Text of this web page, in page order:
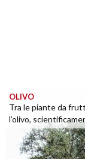
OLIVO
Tra le piante da
l’olivo,